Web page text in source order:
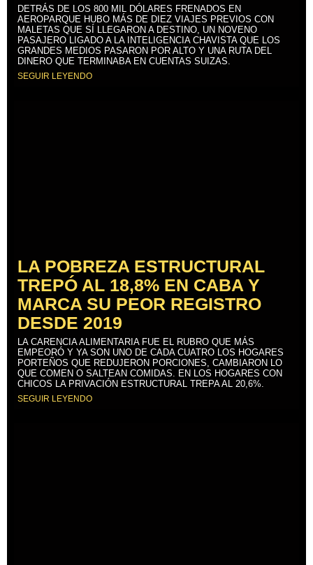
DETRÁS DE LOS 800 MIL DÓLARES FRENADOS EN
AEROPARQUE HUBO MÁS DE DIEZ VIAJES PREVIOS CON
MALETAS QUE SÍ LLEGARON A DESTINO, UN NOVENO
PASAJERO LIGADO A LA INTELIGENCIA CHAVISTA QUE LOS
GRANDES MEDIOS PASARON POR ALTO Y UNA RUTA DEL
DINERO QUE TERMINABA EN CUENTAS SUIZAS.
SEGUIR LEYENDO
LA POBREZA ESTRUCTURAL
TREPÓ AL 18,8% EN CABA Y
MARCA SU PEOR REGISTRO
DESDE 2019
LA CARENCIA ALIMENTARIA FUE EL RUBRO QUE MÁS
EMPEORÓ Y YA SON UNO DE CADA CUATRO LOS HOGARES
PORTEÑOS QUE REDUJERON PORCIONES, CAMBIARON LO
QUE COMEN O SALTEAN COMIDAS. EN LOS HOGARES CON
CHICOS LA PRIVACIÓN ESTRUCTURAL TREPA AL 20,6%.
SEGUIR LEYENDO